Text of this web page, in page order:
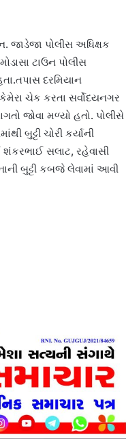
જાડેજા પોલીસ અધિક્ષક
ટાઉન પોલીસ
દરમિયાન
ચેક કરતા સર્વોદયનગર
જોવા મળ્યો હતો. પોલીસે
બુટ્ટી ચોરી કર્યાની
શંકરભાઈ સલાટ, રહેવાસી
બુટ્ટી કબજે લેવામાં આવી